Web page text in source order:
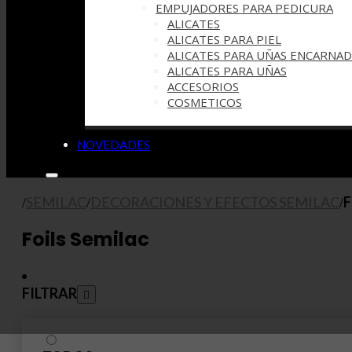
EMPUJADORES PARA PEDICURA
ALICATES
ALICATES PARA PIEL
ALICATES PARA UÑAS
ALICATES PARA UÑAS
ACCESORIOS
COSMETICOS
NOVEDADES
/ / /
Foils Semilac
FILTRAR